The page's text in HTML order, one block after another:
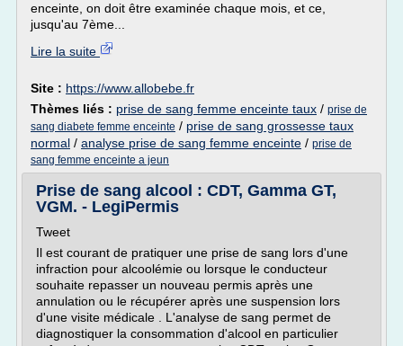
enceinte, on doit être examinée chaque mois, et ce,
jusqu'au 7ème...
Lire la suite
Site : https://www.allobebe.fr
Thèmes liés : prise de sang femme enceinte taux / prise de
sang diabete femme enceinte / prise de sang grossesse taux
normal / analyse prise de sang femme enceinte / prise de
sang femme enceinte a jeun
Prise de sang alcool : CDT, Gamma GT,
VGM. - LegiPermis
Tweet
Il est courant de pratiquer une prise de sang lors d'une
infraction pour alcoolémie ou lorsque le conducteur
souhaite repasser un nouveau permis après une
annulation ou le récupérer après une suspension lors
d'une visite médicale . L'analyse de sang permet de
diagnostiquer la consommation d'alcool en particulier